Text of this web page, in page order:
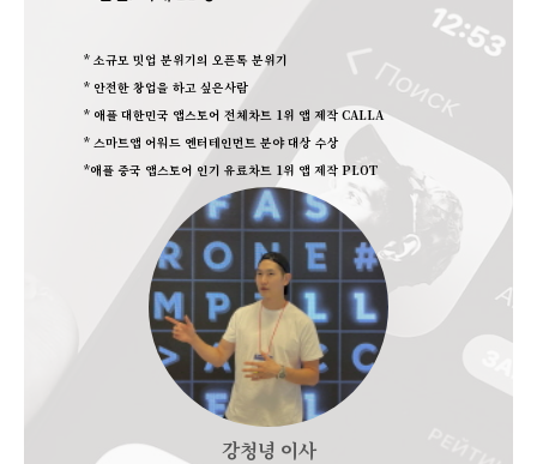
* 소규모 밋업 분위기의 오픈톡 분위기
* 안전한 창업을 하고 싶은사람
* 애플 대한민국 앱스토어 전체차트 1위 앱 제작 CALLA
* 스마트앱 어워드 엔터테인먼트 분야 대상 수상
*애플 중국 앱스토어 인기 유료차트 1위 앱 제작 PLOT
강청녕 이사